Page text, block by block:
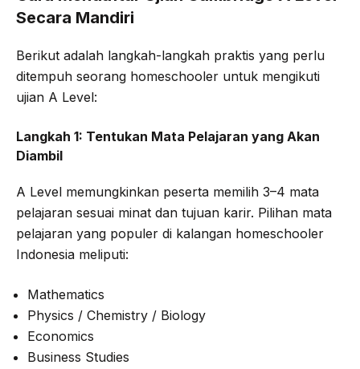
Secara Mandiri
Berikut adalah langkah-langkah praktis yang perlu
ditempuh seorang homeschooler untuk mengikuti
ujian A Level:
Langkah 1: Tentukan Mata Pelajaran yang Akan
Diambil
A Level memungkinkan peserta memilih 3–4 mata
pelajaran sesuai minat dan tujuan karir. Pilihan mata
pelajaran yang populer di kalangan homeschooler
Indonesia meliputi:
Mathematics
Physics / Chemistry / Biology
Economics
Business Studies